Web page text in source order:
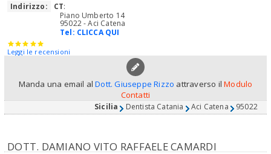
Indirizzo:
CT:
Piano Umberto 14
95022 - Aci Catena
Tel: CLICCA QUI
Leggi le recensioni
Manda una email alDott. Giuseppe Rizzo attraverso ilModulo
Contatti
Sicilia Dentista Catania Aci Catena 95022
DOTT. DAMIANO VITO RAFFAELE CAMARDI